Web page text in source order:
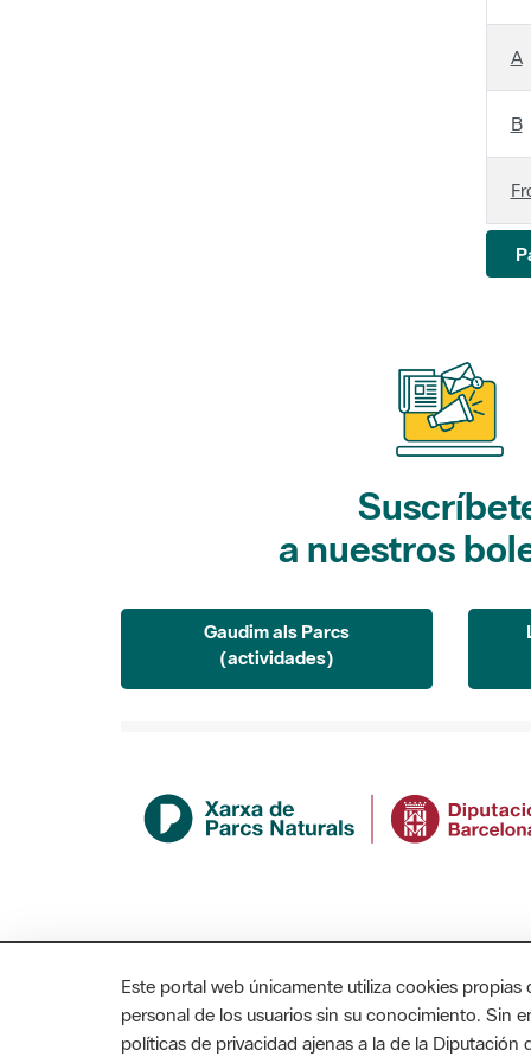
A
B
a nuestros
(actividades)
AVISO LEGAL ACCESIBILIDAD
Este portal web únicamente utiliza cookies
personal de los usuarios sin su conocimiento. Sin
políticas de privacidad ajenas a la de la